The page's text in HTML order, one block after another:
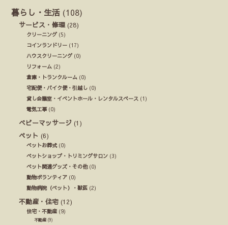
暮らし・生活 (108)
サービス・修理 (28)
クリーニング(5)
コインランドリー (17)
ハウスクリーニング(0)
リフォーム (2)
倉庫・トランクルーム (0)
宅配便・バイク便・引越し (0)
貸し会議室・イベントホール・レンタルスペース (1)
電気工事(0)
ベビーマッサージ (1)
ペット (6)
ペットお葬式(0)
ペットショップ・トリミングサロン (3)
ペット関連グッズ・その他(0)
動物ボランティア (0)
動物病院（ペット）・獣医 (2)
不動産・住宅 (12)
住宅・不動産 (9)
不動産 (9)